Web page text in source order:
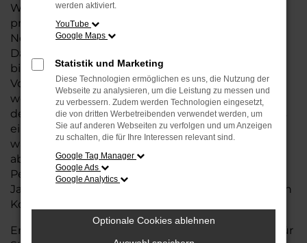
Wertigkeit und den modernen Ausstattungen
profitieren möchten, ohne den vollen
Neuwagenpreis zu zahlen.
Dank der sorgfältigen Wartung und Inspektion
bieten diese Fahrzeuge nahezu die gleichen
Vorteile wie ein Neuwagen, jedoch zu einem
wesentlich besseren Preis-Leistungs-Verhältnis. In
der Nähe von Stuhr haben Sie die Möglichkeit, aus
einer breiten Auswahl an VW Jahreswagen zu
wählen, die perfekt auf Ihre Bedürfnisse
abgestimmt sind. Ob für den täglichen
Pendelverkehr oder für längere Fahrten, ein
Jahreswagen von VW erfüllt höchste Ansprüche an
Komfort, Sicherheit und Technik.
Entscheiden Sie sich für einen VW Jahreswagen für
werden aktiviert.
YouTube
Google Maps
Statistik und Marketing
Diese Technologien ermöglichen es uns, die Nutzung der
Webseite zu analysieren, um die Leistung zu messen und
zu verbessern. Zudem werden Technologien eingesetzt,
die von dritten Werbetreibenden verwendet werden, um
Sie auf anderen Webseiten zu verfolgen und um Anzeigen
zu schalten, die für Ihre Interessen relevant sind.
Google Tag Manager
Google Ads
Google Analytics
Optionale Cookies ablehnen